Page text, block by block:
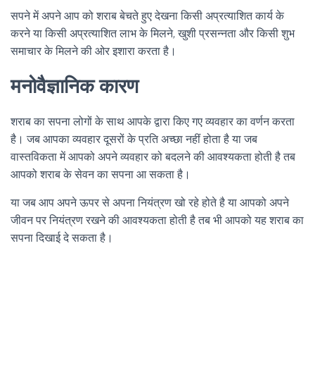
सपने में अपने आप को शराब बेचते हुए देखना किसी अप्रत्याशित कार्य के
करने या किसी अप्रत्याशित लाभ के मिलने, खुशी प्रसन्नता और किसी शुभ
समाचार के मिलने की ओर इशारा करता है।
मनोवैज्ञानिक कारण
शराब का सपना लोगों के साथ आपके द्वारा किए गए व्यवहार का वर्णन करता
है। जब आपका व्यवहार दूसरों के प्रति अच्छा नहीं होता है या जब
वास्तविकता में आपको अपने व्यवहार को बदलने की आवश्यकता होती है तब
आपको शराब के सेवन का सपना आ सकता है।
या जब आप अपने ऊपर से अपना नियंत्रण खो रहे होते है या आपको अपने
जीवन पर नियंत्रण रखने की आवश्यकता होती है तब भी आपको यह शराब का
सपना दिखाई दे सकता है।